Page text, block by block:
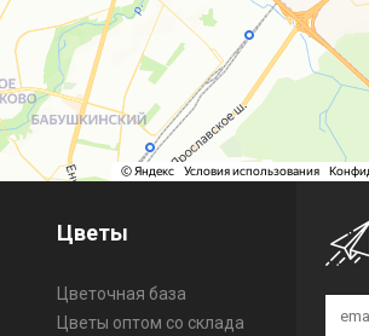
Цветы
Цветочная база
Цветы оптом со склада